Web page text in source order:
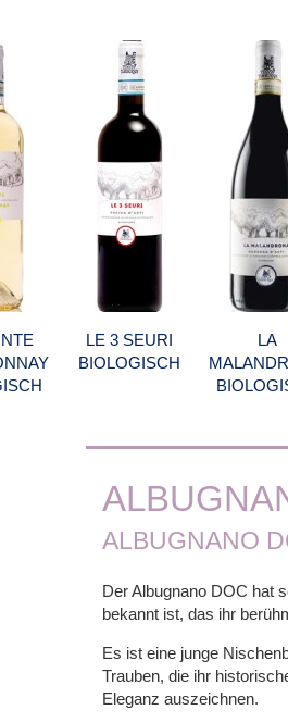
LE 3 SEURI
BIOLOGISCH
LA
ALBUGNANO
Der Albugnano DOC hat
bekannt ist, das ihr
Es ist eine junge
Trauben, die ihr
Eleganz auszeichnen.